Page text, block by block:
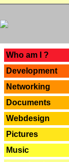
Who am I ?
Development
Networking
Documents
Webdesign
Pictures
Music